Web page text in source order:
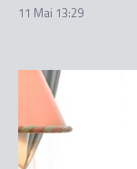
11 Mai 13:29